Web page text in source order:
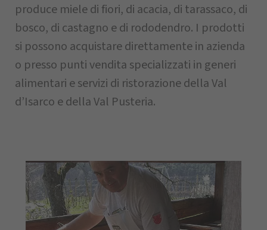
produce miele di fiori, di acacia, di tarassaco, di
bosco, di castagno e di rododendro. I prodotti
si possono acquistare direttamente in azienda
o presso punti vendita specializzati in generi
alimentari e servizi di ristorazione della Val
d’Isarco e della Val Pusteria.